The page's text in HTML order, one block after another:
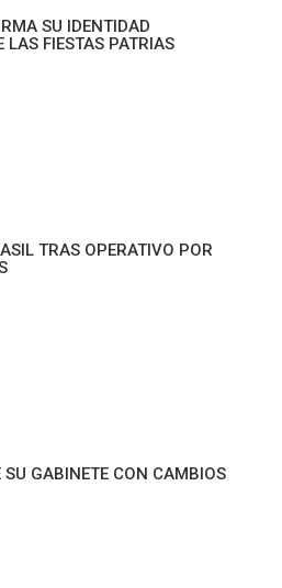
SU IDENTIDAD
FIESTAS PATRIAS
TRAS OPERATIVO POR
SU GABINETE CON CAMBIOS